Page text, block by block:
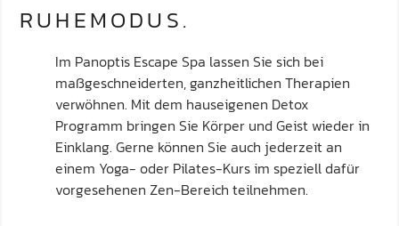
RUHEMODUS.
Im Panoptis Escape Spa lassen Sie sich bei
maßgeschneiderten, ganzheitlichen Therapien
verwöhnen. Mit dem hauseigenen Detox
Programm bringen Sie Körper und Geist wieder in
Einklang. Gerne können Sie auch jederzeit an
einem Yoga- oder Pilates-Kurs im speziell dafür
vorgesehenen Zen-Bereich teilnehmen.